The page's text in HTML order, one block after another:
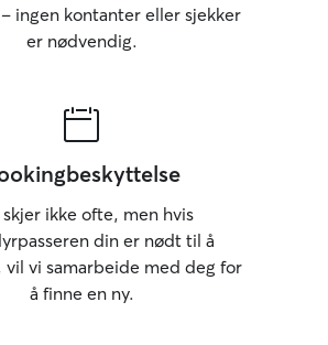
ingen kontanter eller sjekker
er nødvendig.
ikke ofte, men hvis
din er nødt til å
vil vi samarbeide med deg for
å finne en ny.